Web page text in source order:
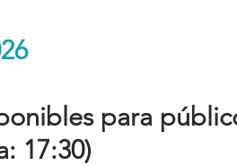
para
17:30)